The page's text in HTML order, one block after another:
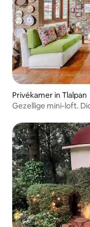
Privékamer in Tlalpan
Gezellige mini-loft.